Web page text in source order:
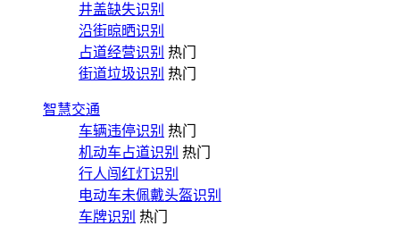
井盖缺失识别
沿街晾晒识别
占道经营识别 热门
街道垃圾识别 热门
智慧交通
车辆违停识别 热门
机动车占道识别 热门
行人闯红灯识别
电动车未佩戴头盔识别
车牌识别 热门